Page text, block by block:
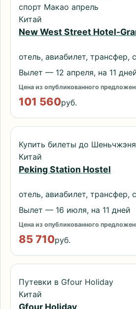
спорт Макао апрель
Китай
New West Street Hotel-
отель, авиабилет, трансфер,
Вылет — 12 апреля, на 11
Цена из опубликованного
101 560руб.
Купить билеты до
Китай
Peking Station Hostel
отель, авиабилет, трансфер,
Вылет — 16 июля, на 11 дней
Цена из опубликованного
85 710руб.
Путевки в Gfour Holiday
Китай
Gfour Holiday